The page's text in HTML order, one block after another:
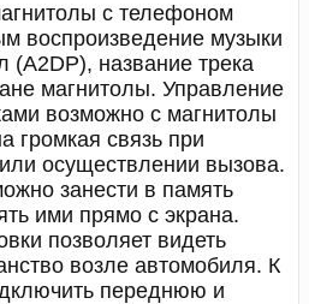
с телефоном
воспроизведение музыки
(A2DP), название трека
магнитолы. Управление
возможно с магнитолы
громкая связь при
осуществлении вызова.
занести в память
ими прямо с экрана.
позволяет видеть
возле автомобиля. К
переднюю и